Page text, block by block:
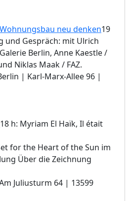
neu denken19
und Gespräch: mit Ulrich
Berlin, Anne Kaestle /
Niklas Maak / FAZ.
| Karl-Marx-Allee 96 |
18 h: Myriam El Haïk, Il était
for the Heart of the Sun im
Über die Zeichnung
Juliusturm 64 | 13599